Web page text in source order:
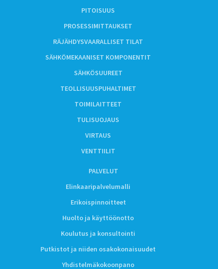
PITOISUUS
PROSESSIMITTAUKSET
RÄJÄHDYSVAARALLISET TILAT
SÄHKÖMEKAANISET KOMPONENTIT
SÄHKÖSUUREET
TEOLLISUUSPUHALTIMET
TOIMILAITTEET
TULISUOJAUS
VIRTAUS
VENTTIILIT
PALVELUT
Elinkaaripalvelumalli
Erikoispinnoitteet
Huolto ja käyttöönotto
Koulutus ja konsultointi
Putkistot ja niiden osakokonaisuudet
Yhdistelmäkokoonpano